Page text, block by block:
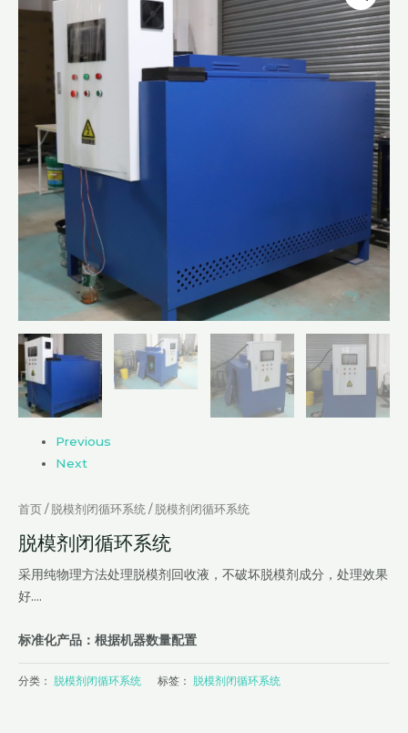
Previous
Next
首页 / 脱模剂闭循环系统 / 脱模剂闭循环系统
脱模剂闭循环系统
采用纯物理方法处理脱模剂回收液，不破坏脱模剂成分，处理效果
好….
标准化产品：根据机器数量配置
分类： 脱模剂闭循环系统 标签： 脱模剂闭循环系统